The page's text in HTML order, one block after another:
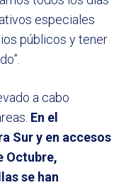
especiales
públicos y tener
a cabo
En el
Sur y en accesos
Octubre,
se han